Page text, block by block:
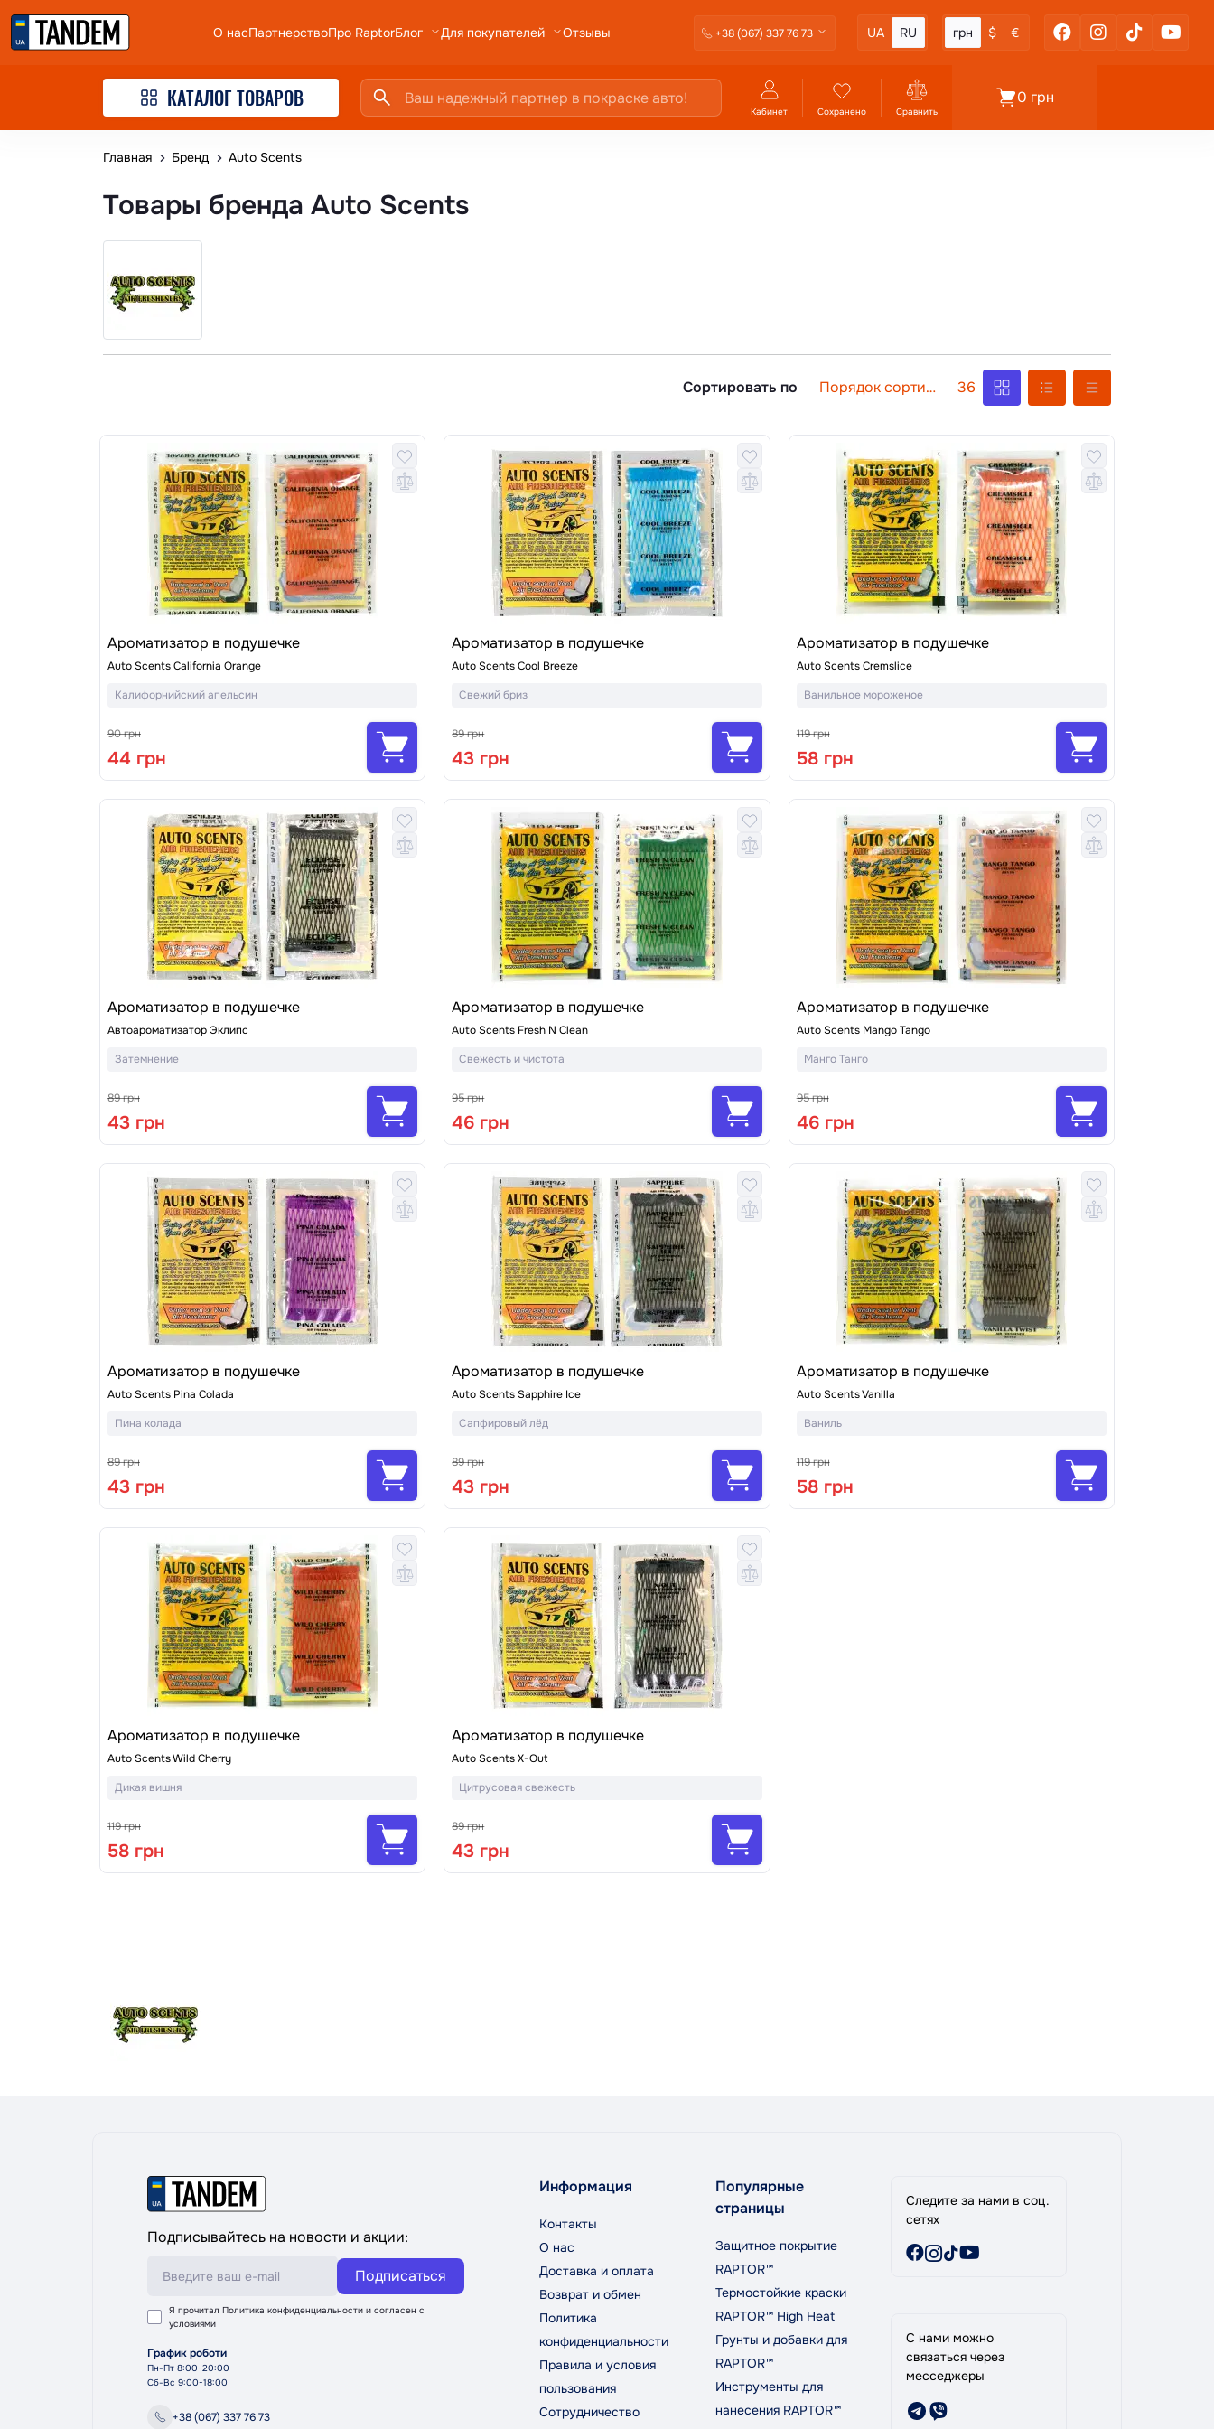
О насПартнерствоПро RaptorБлог Для покупателей Отзывы +38 (067) 337 76 73 UA RU грн $ €
КАТАЛОГ ТОВАРОВ
Кабинет Сохранено Сравнить
0 грн
Главная Бренд Auto Scents
Товары бренда Auto Scents
Сортировать по
Ароматизатор в подушечке
Auto Scents California Orange
Калифорнийский апельсин
90 грн
44 грн
Ароматизатор в подушечке
Auto Scents Cool Breeze
Свежий бриз
89 грн
43 грн
Ароматизатор в подушечке
Auto Scents Cremslice
Ванильное мороженое
119 грн
58 грн
Ароматизатор в подушечке
Автоароматизатор Эклипс
Затемнение
89 грн
43 грн
Ароматизатор в подушечке
Auto Scents Fresh N Clean
Свежесть и чистота
95 грн
46 грн
Ароматизатор в подушечке
Auto Scents Mango Tango
Манго Танго
95 грн
46 грн
Ароматизатор в подушечке
Auto Scents Pina Colada
Пина колада
89 грн
43 грн
Ароматизатор в подушечке
Auto Scents Sapphire Ice
Сапфировый лёд
89 грн
43 грн
Ароматизатор в подушечке
Auto Scents Vanilla
Ваниль
119 грн
58 грн
Ароматизатор в подушечке
Auto Scents Wild Cherry
Дикая вишня
119 грн
58 грн
Ароматизатор в подушечке
Auto Scents X-Out
Цитрусовая свежесть
89 грн
43 грн
Подписывайтесь на новости и акции:
Подписаться
Я прочитал Политика конфиденциальности и согласен с
условиями
График роботи
Пн-Пт 8:00-20:00
Сб-Вс 9:00-18:00
+38 (067) 337 76 73
Информация
Контакты
О нас
Доставка и оплата
Возврат и обмен
Политика
конфиденциальности
Правила и условия
пользования
Сотрудничество
Популярные
страницы
Защитное покрытие
RAPTOR™
Термостойкие краски
RAPTOR™ High Heat
Грунты и добавки для
RAPTOR™
Инструменты для
нанесения RAPTOR™
Следите за нами в соц.
сетях
С нами можно
связаться через
месседжеры